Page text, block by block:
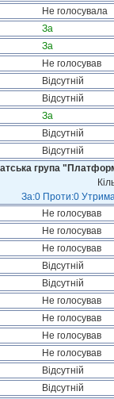
Не голосувала
За
За
Не голосував
Відсутній
Відсутній
За
Відсутній
Відсутній
група
За:0 Проти:0
Не голосував
Не голосував
Не голосував
Відсутній
Відсутній
Не голосував
Не голосував
Не голосував
Не голосував
Відсутній
Відсутній